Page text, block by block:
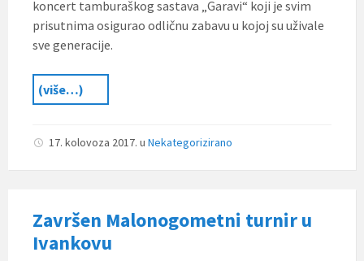
koncert tamburaškog sastava „Garavi“ koji je svim
prisutnima osigurao odličnu zabavu u kojoj su uživale
sve generacije.
(više…)
17. kolovoza 2017. u Nekategorizirano
Završen Malonogometni turnir u
Ivankovu